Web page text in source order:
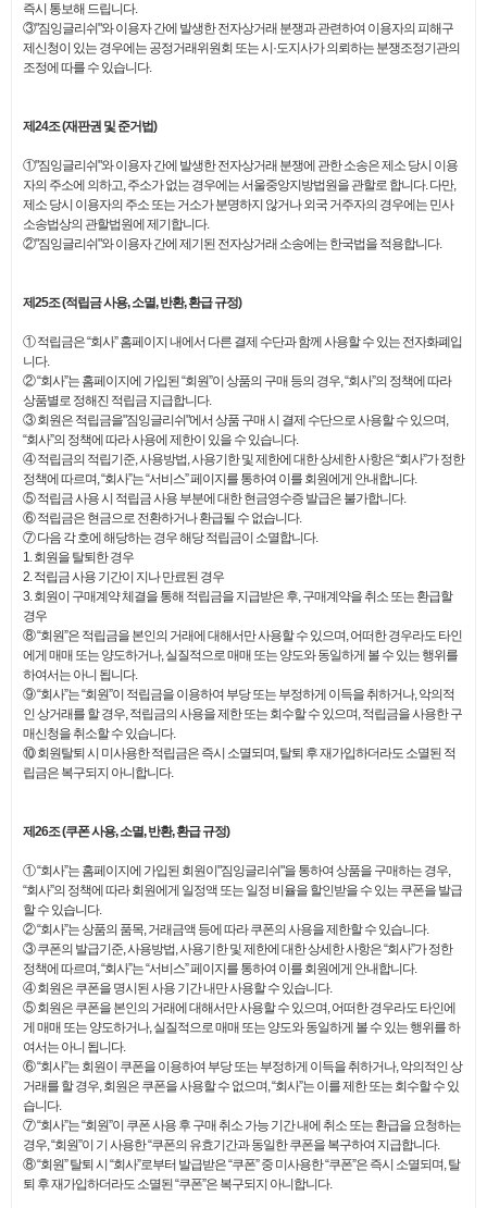
즉시 통보해 드립니다.
③"짐잉글리쉬"와 이용자 간에 발생한 전자상거래 분쟁과 관련하여 이용자의 피해구
제신청이 있는 경우에는 공정거래위원회 또는 시·도지사가 의뢰하는 분쟁조정기관의
조정에 따를 수 있습니다.
제24조 (재판권 및 준거법)
①"짐잉글리쉬"와 이용자 간에 발생한 전자상거래 분쟁에 관한 소송은 제소 당시 이용
자의 주소에 의하고, 주소가 없는 경우에는 서울중앙지방법원을 관할로 합니다. 다만,
제소 당시 이용자의 주소 또는 거소가 분명하지 않거나 외국 거주자의 경우에는 민사
소송법상의 관할법원에 제기합니다.
②"짐잉글리쉬"와 이용자 간에 제기된 전자상거래 소송에는 한국법을 적용합니다.
제25조 (적립금 사용, 소멸, 반환, 환급 규정)
① 적립금은 “회사” 홈페이지 내에서 다른 결제 수단과 함께 사용할 수 있는 전자화폐입
니다.
② “회사”는 홈페이지에 가입된 “회원”이 상품의 구매 등의 경우, “회사”의 정책에 따라
상품별로 정해진 적립금 지급합니다.
③ 회원은 적립금을"짐잉글리쉬"에서 상품 구매 시 결제 수단으로 사용할 수 있으며,
“회사”의 정책에 따라 사용에 제한이 있을 수 있습니다.
④ 적립금의 적립기준, 사용방법, 사용기한 및 제한에 대한 상세한 사항은 “회사”가 정한
정책에 따르며, “회사”는 “서비스” 페이지를 통하여 이를 회원에게 안내합니다.
⑤ 적립금 사용 시 적립금 사용 부분에 대한 현금영수증 발급은 불가합니다.
⑥ 적립금은 현금으로 전환하거나 환급될 수 없습니다.
⑦ 다음 각 호에 해당하는 경우 해당 적립금이 소멸합니다.
1. 회원을 탈퇴한 경우
2. 적립금 사용 기간이 지나 만료된 경우
3. 회원이 구매계약 체결을 통해 적립금을 지급받은 후, 구매계약을 취소 또는 환급할
경우
⑧ “회원”은 적립금을 본인의 거래에 대해서만 사용할 수 있으며, 어떠한 경우라도 타인
에게 매매 또는 양도하거나, 실질적으로 매매 또는 양도와 동일하게 볼 수 있는 행위를
하여서는 아니 됩니다.
⑨ “회사”는 “회원”이 적립금을 이용하여 부당 또는 부정하게 이득을 취하거나, 악의적
인 상거래를 할 경우, 적립금의 사용을 제한 또는 회수할 수 있으며, 적립금을 사용한 구
매신청을 취소할 수 있습니다.
⑩ 회원탈퇴 시 미사용한 적립금은 즉시 소멸되며, 탈퇴 후 재가입하더라도 소멸된 적
립금은 복구되지 아니합니다.
제26조 (쿠폰 사용, 소멸, 반환, 환급 규정)
① “회사”는 홈페이지에 가입된 회원이"짐잉글리쉬"을 통하여 상품을 구매하는 경우,
“회사”의 정책에 따라 회원에게 일정액 또는 일정 비율을 할인받을 수 있는 쿠폰을 발급
할 수 있습니다.
② “회사”는 상품의 품목, 거래금액 등에 따라 쿠폰의 사용을 제한할 수 있습니다.
③ 쿠폰의 발급기준, 사용방법, 사용기한 및 제한에 대한 상세한 사항은 “회사”가 정한
정책에 따르며, “회사”는 “서비스” 페이지를 통하여 이를 회원에게 안내합니다.
④ 회원은 쿠폰을 명시된 사용 기간 내만 사용할 수 있습니다.
⑤ 회원은 쿠폰을 본인의 거래에 대해서만 사용할 수 있으며, 어떠한 경우라도 타인에
게 매매 또는 양도하거나, 실질적으로 매매 또는 양도와 동일하게 볼 수 있는 행위를 하
여서는 아니 됩니다.
⑥ “회사”는 회원이 쿠폰을 이용하여 부당 또는 부정하게 이득을 취하거나, 악의적인 상
거래를 할 경우, 회원은 쿠폰을 사용할 수 없으며, “회사”는 이를 제한 또는 회수할 수 있
습니다.
⑦ “회사”는 “회원”이 쿠폰 사용 후 구매 취소 가능 기간 내에 취소 또는 환급을 요청하는
경우, “회원”이 기 사용한 “쿠폰의 유효기간과 동일한 쿠폰을 복구하여 지급합니다.
⑧ “회원” 탈퇴 시 “회사”로부터 발급받은 “쿠폰” 중 미사용한 “쿠폰”은 즉시 소멸되며, 탈
퇴 후 재가입하더라도 소멸된 “쿠폰”은 복구되지 아니합니다.